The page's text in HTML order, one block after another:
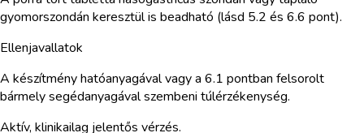
gyomorszondán keresztül is beadható (lásd 5.2 és 6.6 pont).
Ellenjavallatok
A készítmény hatóanyagával vagy a 6.1 pontban felsorolt
bármely segédanyagával szembeni túlérzékenység.
Aktív, klinikailag jelentős vérzés.